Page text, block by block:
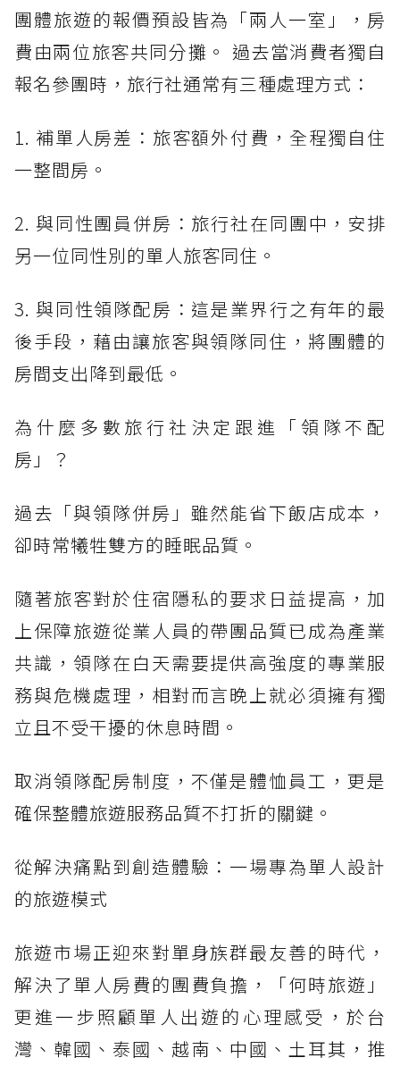
團體旅遊的報價預設皆為「兩人一室」，房
費由兩位旅客共同分攤。 過去當消費者獨自
報名參團時，旅行社通常有三種處理方式：
1. 補單人房差：旅客額外付費，全程獨自住
一整間房。
2. 與同性團員併房：旅行社在同團中，安排
另一位同性別的單人旅客同住。
3. 與同性領隊配房：這是業界行之有年的最
後手段，藉由讓旅客與領隊同住，將團體的
房間支出降到最低。
為什麼多數旅行社決定跟進「領隊不配
房」？
過去「與領隊併房」雖然能省下飯店成本，
卻時常犧牲雙方的睡眠品質。
隨著旅客對於住宿隱私的要求日益提高，加
上保障旅遊從業人員的帶團品質已成為產業
共識，領隊在白天需要提供高強度的專業服
務與危機處理，相對而言晚上就必須擁有獨
立且不受干擾的休息時間。
取消領隊配房制度，不僅是體恤員工，更是
確保整體旅遊服務品質不打折的關鍵。
從解決痛點到創造體驗：一場專為單人設計
的旅遊模式
旅遊市場正迎來對單身族群最友善的時代，
解決了單人房費的團費負擔，「何時旅遊」
更進一步照顧單人出遊的心理感受，於台
灣、韓國、泰國、越南、中國、土耳其，推